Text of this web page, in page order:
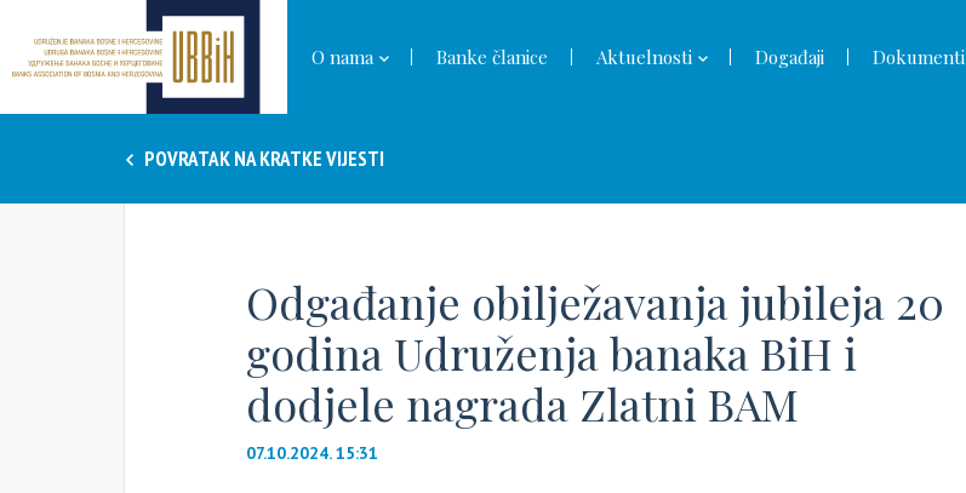
O nama Banke članice Aktuelnosti Događaji Dokumenti
POVRATAK NA KRATKE VIJESTI
Odgađanje obilježavanja jubileja 20
godina Udruženja banaka BiH i
dodjele nagrada Zlatni BAM
07.10.2024. 15:31